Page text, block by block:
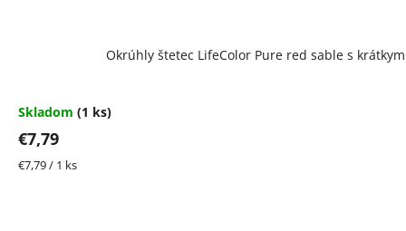
Okrúhly štetec LifeColor Pure red sable s
Skladom (1 ks)
€7,79
Jednotková
€7,79 / 1 ks